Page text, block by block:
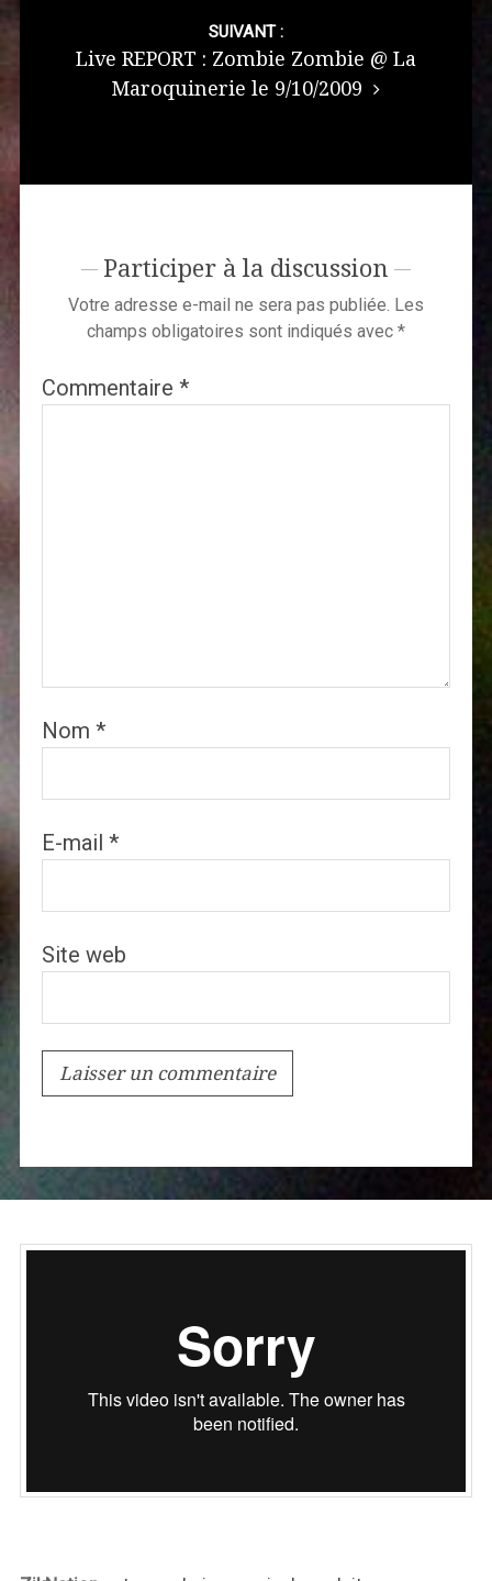
SUIVANT :
Live REPORT : Zombie Zombie @ La
Maroquinerie le 9/10/2009
Participer à la discussion
Votre adresse e-mail ne sera pas publiée. Les
champs obligatoires sont indiqués avec *
Commentaire *
Nom *
E-mail *
Site web